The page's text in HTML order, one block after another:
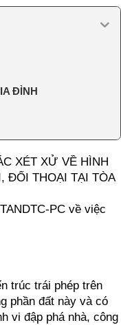
ĐÌNH
XÉT XỬ VỀ HÌNH
ĐỐI THOẠI TẠI TÒA
PC về việc
trúc trái phép trên
phần đất này và có
vi đập phá nhà, công